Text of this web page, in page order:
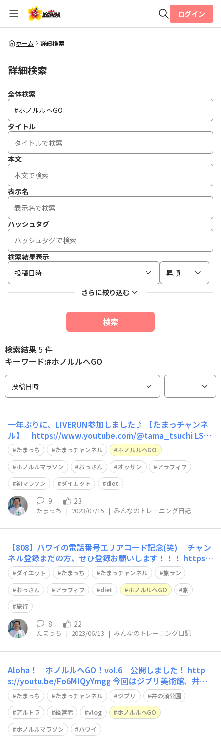
全体検索
ログイン
ホーム 詳細検索
詳細検索
全体検索
タイトル
本文
表示名
ハッシュタグ
検索結果表示
投稿日時
昇順
さらに絞り込む
検索
検索結果 5 件
キーワード:#ホノルルへGO
投稿日時
一年ぶりに、LIVERUN参加しました♪ 【たまっチャンネ
ル】 https://www.youtube.com/@tama_tsuchi LSD
ということで、心拍ゾーン3を超えないように走りまし
た。 途中で放送が聞こえなくなったことが残念でした
が、暑さも和らいだ気候で、良い時間を過ごせました。
また
たまっち たまっチャンネル
ホノルルへGO
ホノルルマラソン
おっさん オッサン
アラフィフ
初マラソン
ダイエット diet
9 23
たまっち | 2023/07/15 | みんなのトレーニング日記
【808】ハワイの電話番号エリアコード記念(笑) チャン
ネル登録まだの方、ぜひ登録お願いします！！！ https://
www.youtube.com/@tama_tsuchi この前は、静岡県島
田市にある【世界一長い木造歩道橋】の『蓬莱橋』でラン
ニングしました！ 近日、その様子を公開予定です
ダイエット たまっち たまっチャンネル
旅ラン
おっさん
アラフィフ diet ホノルルへGO
旅
旅行
8 22
たまっち | 2023/06/13 | みんなのトレーニング日記
Aloha！ ホノルルへGO！vol.6 公開しました！ http
s://youtu.be/Fo6MlQyYmgg 今回はジブリ美術館、井の
頭公園での練習風景です。 ゼロドロップのシューズ『ア
ルトラ』のインプレッションもしています。ご興味ある方
は是非ご覧ください。 宜しくお願いいたします♪ Ma
たまっち たまっチャンネル ジブリ
井の頭公園
アルトラ
経営者 vlog
ホノルルへGO
ホノルルマラソン
ハワイ